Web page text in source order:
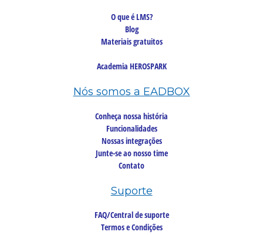
O que é LMS?
Blog
Materiais gratuitos
Academia HEROSPARK
Nós somos a EADBOX
Conheça nossa história
Funcionalidades
Nossas integrações
Junte-se ao nosso time
Contato
Suporte
FAQ/Central de suporte
Termos e Condições